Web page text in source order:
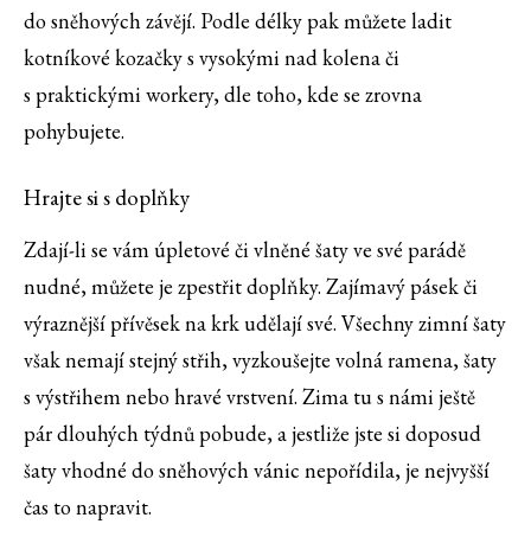
do sněhových závějí. Podle délky pak můžete ladit
kotníkové kozačky s vysokými nad kolena či
s praktickými workery, dle toho, kde se zrovna
pohybujete.
Hrajte si s doplňky
Zdají-li se vám úpletové či vlněné šaty ve své parádě
nudné, můžete je zpestřit doplňky. Zajímavý pásek či
výraznější přívěsek na krk udělají své. Všechny zimní šaty
však nemají stejný střih, vyzkoušejte volná ramena, šaty
s výstřihem nebo hravé vrstvení. Zima tu s námi ještě
pár dlouhých týdnů pobude, a jestliže jste si doposud
šaty vhodné do sněhových vánic nepořídila, je nejvyšší
čas to napravit.